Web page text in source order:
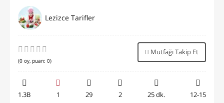
Lezizce Tarifler
(0 oy, puan: 0)
Mutfağı Takip Et
1.3B 1 29 2 25 dk. 12-15